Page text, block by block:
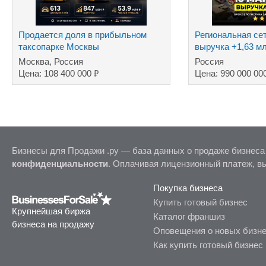
Продается доля в прибыльном
таксопарке Москвы
Москва, Россия
Цена: 108 400 000 ₽
Региональная
выручка +1,63
Россия
Цена: 990 000
Бизнесы для Продажи .ру — база данных о продаже
конфиденциальности. Оплачивая лицензионный платеж,
Крупнейшая биржа
бизнеса на продажу
Покупка бизнеса
Купить готовый бизнес
Каталог франшиз
Оповещения о новых
Как купить готовый бизнес